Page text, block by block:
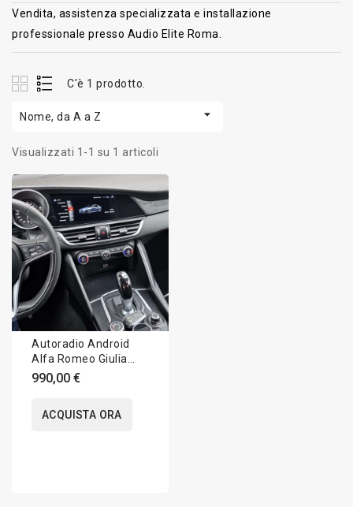
Vendita, assistenza specializzata e installazione
professionale presso Audio Elite Roma.
C'è 1 prodotto.
Nome, da A a Z 
Visualizzati 1-1 su 1 articoli
Autoradio Android
Alfa Romeo Giulia
2016-2026 Apple
CarPlay 10.25 pollici
990,00 €
ACQUISTA ORA